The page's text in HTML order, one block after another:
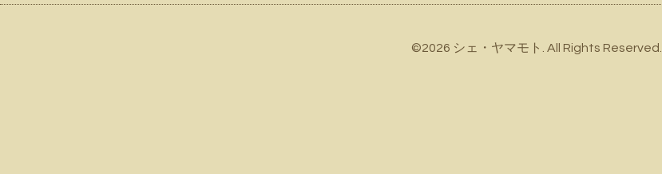
©2026 シェ・ヤマモト . All Rights Reserved.